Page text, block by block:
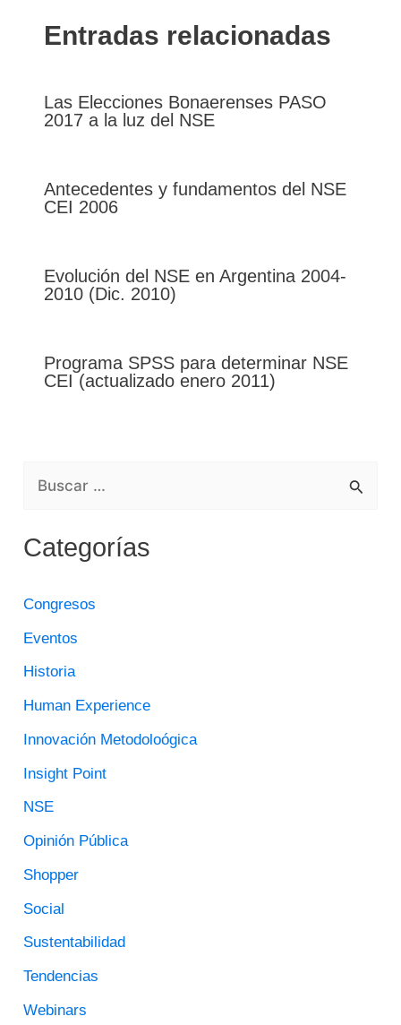
Entradas relacionadas
Las Elecciones Bonaerenses PASO
2017 a la luz del NSE
Antecedentes y fundamentos del NSE
CEI 2006
Evolución del NSE en Argentina 2004-
2010 (Dic. 2010)
Programa SPSS para determinar NSE
CEI (actualizado enero 2011)
S
A
R
P
O
R
:
Categorías
Congresos
Eventos
Historia
Human Experience
Innovación Metodoloógica
Insight Point
NSE
Opinión Pública
Shopper
Social
Sustentabilidad
Tendencias
Webinars